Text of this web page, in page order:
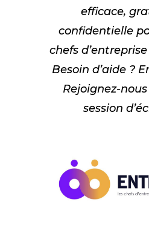
efficace,
confidentielle
chefs
Besoin d’aide ?
Rejoignez-
session